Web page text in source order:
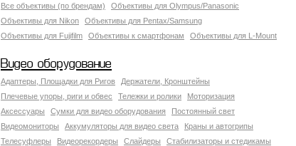
Все объективы (по брендам)
Объективы для Olympus/Panasonic
Объективы для Nikon
Объективы для Pentax/Samsung
Объективы для Fujifilm
Объективы к смартфонам Объективы для L-Mount
Видео оборудование
Адаптеры, Площадки для Ригов
Держатели, Кронштейны
Плечевые упоры, риги и обвес
Тележки и ролики
Моторизация
Аксессуары
Сумки для видео оборудования
Постоянный свет
Видеомониторы
Аккумуляторы для видео света
Краны и автогрипы
Телесуфлеры
Видеорекордеры Слайдеры
Стабилизаторы и стедикамы